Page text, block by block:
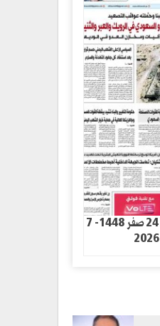
صحيفة الثورة الجمعه 24 صفر 1448- 7